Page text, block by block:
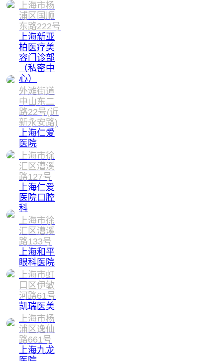
上海市杨
浦区国顺
东路222号
上海新亚
柏医疗美
容门诊部
（私密中
心）
外滩街道
中山东二
路22号(近
新永安路)
上海仁爱
医院
上海市徐
汇区漕溪
路127号
上海仁爱
医院口腔
科
上海市徐
汇区漕溪
路133号
上海和平
眼科医院
上海市虹
口区伊敏
河路61号
凯瑞医美
上海市杨
浦区逸仙
路661号
上海九龙